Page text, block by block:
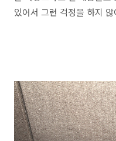
있어서 그런 걱정을 하지